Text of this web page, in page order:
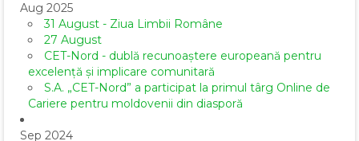
Aug 2025
31 August - Ziua Limbii Române
27 August
CET-Nord - dublă recunoaștere europeană pentru
excelență și implicare comunitară
S.A. „CET-Nord” a participat la primul târg Online de
Cariere pentru moldovenii din diasporă
Sep 2024